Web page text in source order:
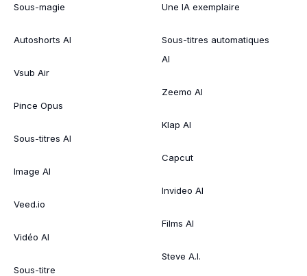
Sous-magie
Autoshorts AI
Vsub Air
Pince Opus
Sous-titres AI
Image AI
Veed.io
Vidéo AI
Sous-titre
Une IA exemplaire
Sous-titres automatiques
AI
Zeemo AI
Klap AI
Capcut
Invideo AI
Films AI
Steve A.I.